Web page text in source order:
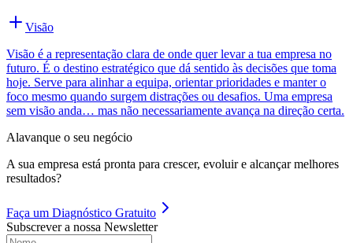
Visão
Visão é a representação clara de onde quer levar a tua empresa no
futuro. É o destino estratégico que dá sentido às decisões que toma
hoje. Serve para alinhar a equipa, orientar prioridades e manter o
foco mesmo quando surgem distrações ou desafios. Uma empresa
sem visão anda… mas não necessariamente avança na direção certa.
Alavanque o seu negócio
A sua empresa está pronta para crescer, evoluir e alcançar melhores
resultados?
Faça um Diagnóstico Gratuito
Subscrever a nossa Newsletter